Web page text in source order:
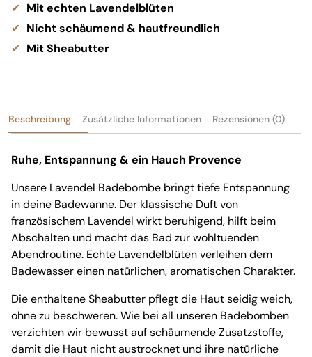
Mit echten Lavendelblüten
Nicht schäumend & hautfreundlich
Mit Sheabutter
Beschreibung Zusätzliche Informationen Rezensionen (0)
Ruhe, Entspannung & ein Hauch Provence
Unsere Lavendel Badebombe bringt tiefe Entspannung
in deine Badewanne. Der klassische Duft von
französischem Lavendel wirkt beruhigend, hilft beim
Abschalten und macht das Bad zur wohltuenden
Abendroutine. Echte Lavendelblüten verleihen dem
Badewasser einen natürlichen, aromatischen Charakter.
Die enthaltene Sheabutter pflegt die Haut seidig weich,
ohne zu beschweren. Wie bei all unseren Badebomben
verzichten wir bewusst auf schäumende Zusatzstoffe,
damit die Haut nicht austrocknet und ihre natürliche